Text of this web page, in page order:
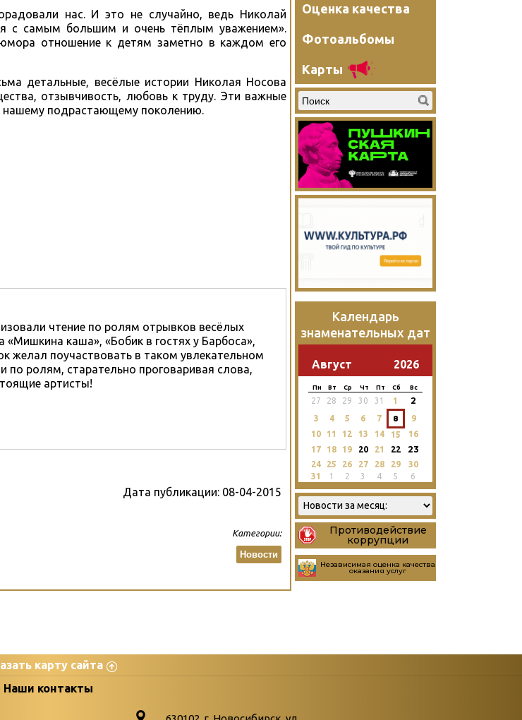
нас. И это не случайно, ведь Николай
с самым большим и очень тёплым уважением».
отношение к детям заметно в каждом его
детальные, весёлые истории Николая Носова
отзывчивость, любовь к труду. Эти важные
нашему подрастающему поколению.
чтение по ролям отрывков весёлых
«Мишкина каша», «Бобик в гостях у Барбоса»,
желал поучаствовать в таком увлекательном
по ролям, старательно проговаривая слова,
артисты!
Дата публикации: 08-04-2015
Категории:
Новости
Оценка качества
Фотоальбомы
Карты
Календарь
знаменательных дат
Август 2026
Пн Вт Ср Чт Пт Сб Вс
27 28 29 30 31 1 2
3 4 5 6 7 8
9
10
11 12 13 14 15
16
17
18 19 20 21 22 23
24 25 26 27 28 29
30
31
1 2 3 4 5 6
Противодействие
коррупции
Независимая оценка качества
оказания услуг
карту сайта
Бюллетень новых поступлений
Наши контакты